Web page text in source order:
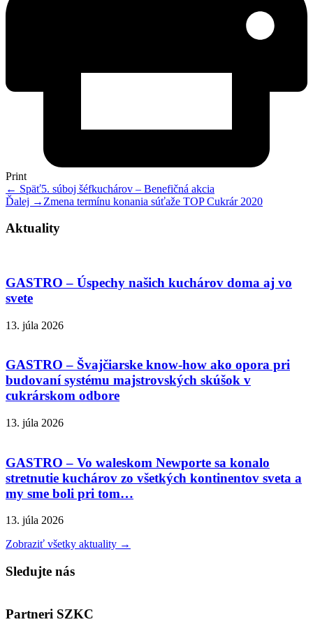
Print
← Späť5. súboj šéfkuchárov – Benefičná akcia
Ďalej → Zmena termínu konania súťaže TOP Cukrár 2020
Aktuality
GASTRO – Úspechy našich kuchárov doma aj vo
svete
13. júla 2026
GASTRO – Švajčiarske know-how ako opora pri
budovaní systému majstrovských skúšok v
cukrárskom odbore
13. júla 2026
GASTRO – Vo waleskom Newporte sa konalo
stretnutie kuchárov zo všetkých kontinentov sveta a
my sme boli pri tom…
13. júla 2026
Zobraziť všetky aktuality →
Sledujte nás
Partneri SZKC